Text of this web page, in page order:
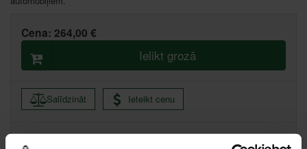
Cena: 264,00 €
Ielikt grozā
Salīdzināt Ieteikt cenu